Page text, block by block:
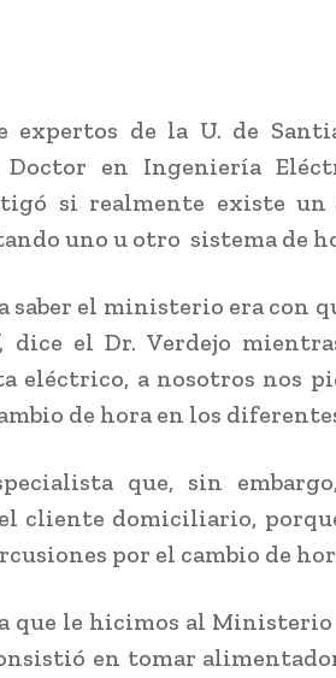
expertos de la U. de
Doctor en Ingeniería
si realmente existe
uno u otro sistema de
saber el ministerio era con
dice el Dr. Verdejo
eléctrico, a nosotros nos
de hora en los
que, sin
cliente domiciliario,
por el cambio de
que le hicimos al Ministerio
en tomar